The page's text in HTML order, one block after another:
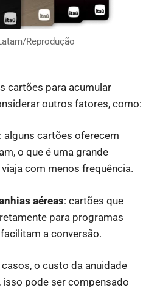
Reprodução
cartões para acumular
outros fatores, como:
: alguns cartões oferecem
o que é uma grande
com menos frequência.
aéreas: cartões que
para programas
a conversão.
o custo da anuidade
isso pode ser compensado